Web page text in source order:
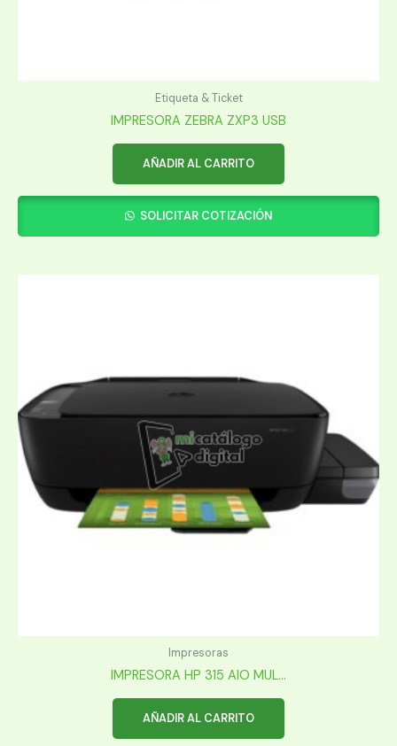
Etiqueta & Ticket
IMPRESORA ZEBRA ZXP3 USB
AÑADIR AL CARRITO
SOLICITAR COTIZACIÓN
Impresoras
IMPRESORA HP 315 AIO MUL...
AÑADIR AL CARRITO